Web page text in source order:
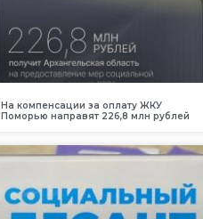
На компенсации за оплату ЖКУ
Поморью направят 226,8 млн рублей